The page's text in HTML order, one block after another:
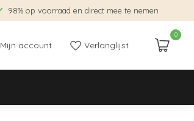
98% op voorraad en direct mee te nemen
Mijn account Verlanglijst
0